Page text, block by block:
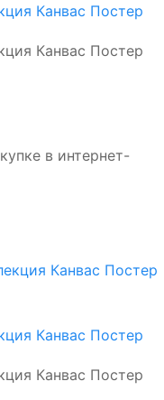
Канвас Постер
Канвас Постер
в интернет-
Канвас Постер
Канвас Постер